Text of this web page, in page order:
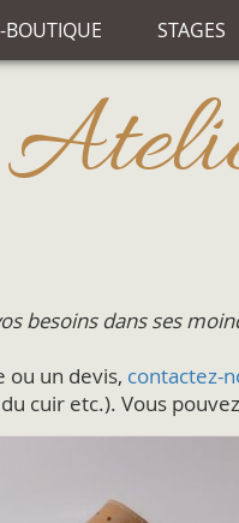
BOUTIQUE STAGES
besoins dans ses
ou un devis, contactez-
cuir etc.). Vous